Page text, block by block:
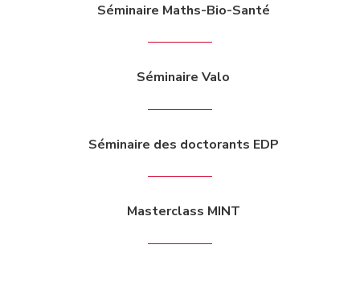
Séminaire Maths-Bio-Santé
Séminaire Valo
Séminaire des doctorants EDP
Masterclass MINT